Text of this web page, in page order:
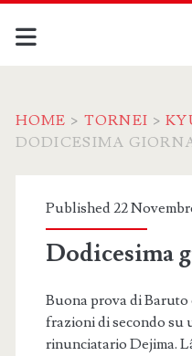
HOME > TORNEI >
DODICESIMA
Published 22
Dodicesima
Buona prova di Baruto
frazioni di secondo su
rinunciatario Dejima.